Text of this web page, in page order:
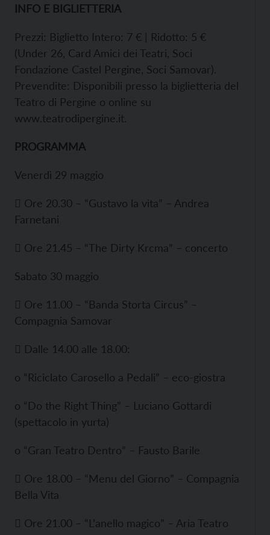
INFO E BIGLIETTERIA
Prezzi: Biglietto Intero: 7 € | Ridotto: 5 €
(Under 26, Card Amici dei Teatri, Soci
Fondazione Castel Pergine, Soci Samovar).
Prevendite: Disponibili presso la biglietteria del
Teatro di Pergine o online su
www.teatrodipergine.it.
PROGRAMMA
Venerdì 29 maggio
 Ore 20.30 – “Gustavo la vita” – Andrea
Farnetani
 Ore 21.45 – “The Dirty Krcma” – concerto
Sabato 30 maggio
 Ore 11.00 – “Banda Storta Circus” –
Compagnia Samovar
 Dalle 14.00 alle 18.00:
o “Riciclato Carosello a Pedali” – eco-giostra
o “Do the Right Thing” – Luciano Gottardi
(spettacolo in yurta)
o “Gran Teatro Dentro” – Fausto Barile
 Ore 18.00 – “Menu del Giorno” – Compagnia
Bella Vita
 Ore 21.00 – “L’anello magico” – Aria Teatro